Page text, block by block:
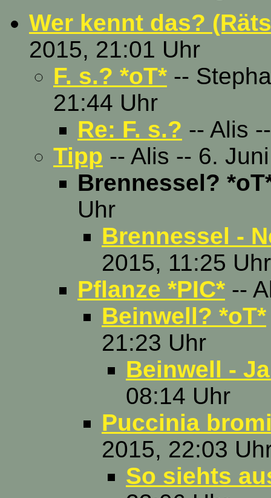
Wer kennt das?
2015, 21:01 Uhr
F. s.? *oT* --
21:44 Uhr
Re: F. s.? -- Alis
Tipp -- Alis -- 6.
Brennessel?
Uhr
Brennessel -
2015, 11:25 Uhr
Pflanze *PIC* --
Beinwell? *oT*
21:23 Uhr
Beinwell -
08:14 Uhr
Puccinia
2015, 22:03
So siehts